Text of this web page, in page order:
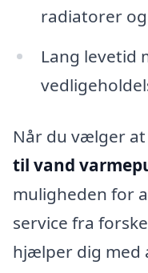
radiatorer
Lang levetid
Når du vælger
til vand
muligheden for
service fra
hjælper dig